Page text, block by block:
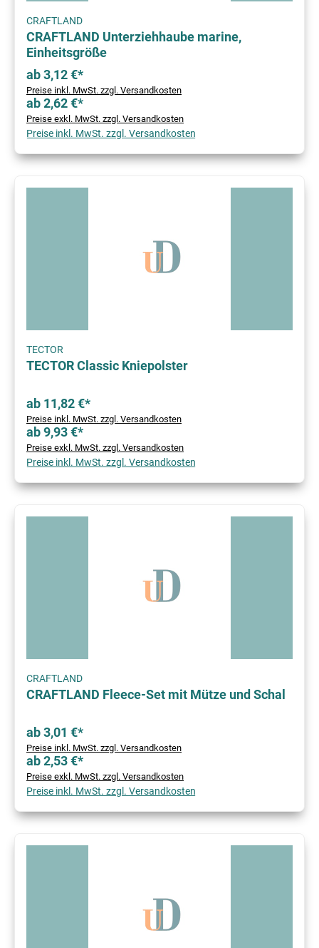
CRAFTLAND
CRAFTLAND Unterziehhaube marine,
Einheitsgröße
ab 3,12 €*
Preise inkl. MwSt. zzgl. Versandkosten
ab 2,62 €*
Preise exkl. MwSt. zzgl. Versandkosten
Preise inkl. MwSt. zzgl. Versandkosten
TECTOR
TECTOR Classic Kniepolster
ab 11,82 €*
Preise inkl. MwSt. zzgl. Versandkosten
ab 9,93 €*
Preise exkl. MwSt. zzgl. Versandkosten
Preise inkl. MwSt. zzgl. Versandkosten
CRAFTLAND
CRAFTLAND Fleece-Set mit Mütze und Schal
ab 3,01 €*
Preise inkl. MwSt. zzgl. Versandkosten
ab 2,53 €*
Preise exkl. MwSt. zzgl. Versandkosten
Preise inkl. MwSt. zzgl. Versandkosten